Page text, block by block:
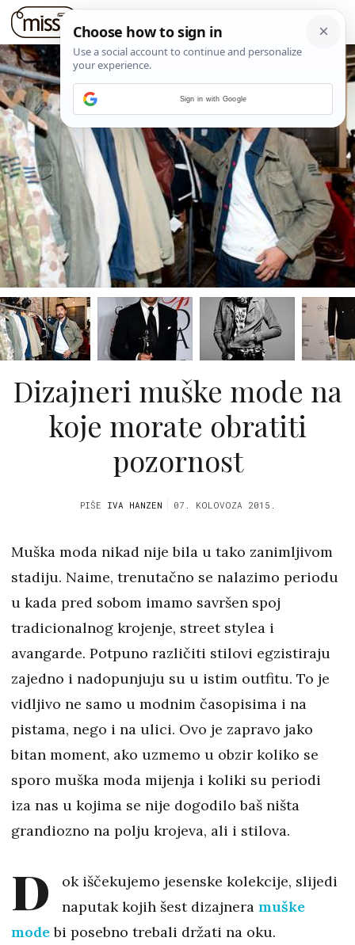
Dizajneri muške mode na
koje morate obratiti
pozornost
PIŠE IVA HANZEN 07. KOLOVOZA 2015.
Muška moda nikad nije bila u tako zanimljivom
stadiju. Naime, trenutačno se nalazimo periodu
u kada pred sobom imamo savršen spoj
tradicionalnog krojenje, street stylea i
avangarde. Potpuno različiti stilovi egzistiraju
zajedno i nadopunjuju su u istim outfitu. To je
vidljivo ne samo u modnim časopisima i na
pistama, nego i na ulici. Ovo je zapravo jako
bitan moment, ako uzmemo u obzir koliko se
sporo muška moda mijenja i koliki su periodi
iza nas u kojima se nije dogodilo baš ništa
grandiozno na polju krojeva, ali i stilova.
D
ok iščekujemo jesenske kolekcije, slijedi
naputak kojih šest dizajnera muške
modebi posebno trebali držati na oku.
Sign in with Google